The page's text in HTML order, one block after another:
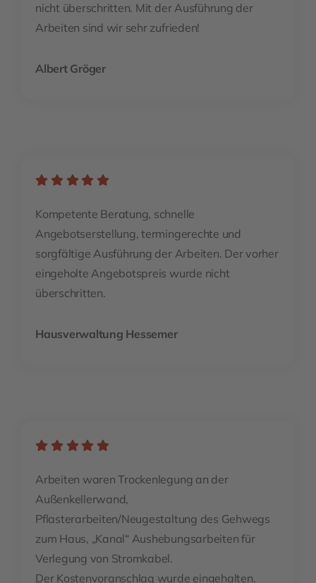
nicht überschritten. Mit der Ausführung der
Arbeiten sind wir sehr zufrieden!
Albert Gröger
Kompetente Beratung, schnelle
Angebotserstellung, termingerechte und
sorgfältige Ausführung der Arbeiten. Der vorher
eingeholte Angebotspreis wurde nicht
überschritten.
Hausverwaltung Hessemer
Arbeiten waren Trockenlegung an der
Außenkellerwand,
Pflasterarbeiten/Neugestaltung des Gehwegs
zum Haus, „Kanal“ Aushebungsarbeiten für
Verlegung von Stromkabel.
Der Kostenvoranschlag wurde eingehalten.